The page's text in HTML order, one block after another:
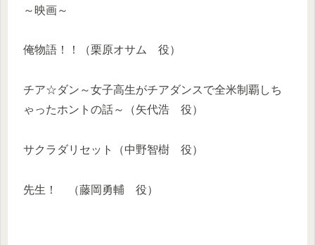
～映画～
俺物語！！（栗原オサム 役）
チア☆ダン～女子高生がチアダンスで全米制覇しち
ゃったホントの話～（矢代浩 役）
サクラダリセット（中野智樹 役）
先生！ （藤岡勇輔 役）